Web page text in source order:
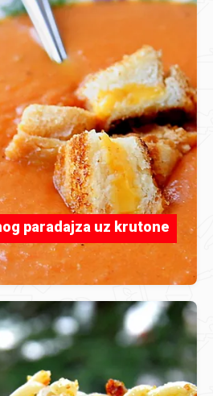
paradajza uz krutone